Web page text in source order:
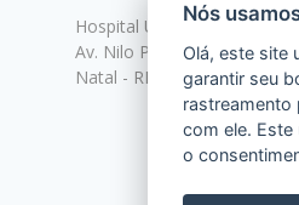
Hospital Universitário
Av. Nilo Peçanha, 620 -
Natal - RN, 59012-300
Nós
Olá, este site
garantir seu
rastreamento
com ele.
o